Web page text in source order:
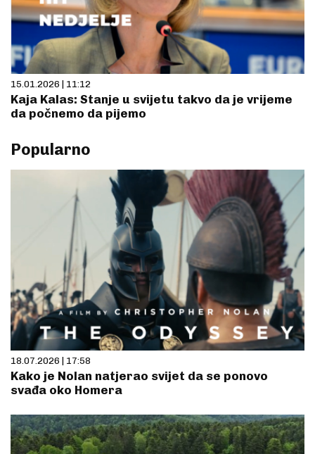
15.01.2026 | 11:12
Kaja Kalas: Stanje u svijetu takvo da je vrijeme
da počnemo da pijemo
Popularno
18.07.2026 | 17:58
Kako je Nolan natjerao svijet da se ponovo
svađa oko Homera